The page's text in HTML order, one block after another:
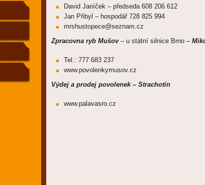
David Janíček – předseda 608 206 612
Jan Přibyl – hospodář 728 825 994
mrshustopece@seznam.cz
Zpracovna ryb Mušov– u státní silnice Brno –
Tel.: 777 683 237
www.povolenkymusov.cz
Výdej a prodej povolenek – Strachotín
www.palavasro.cz